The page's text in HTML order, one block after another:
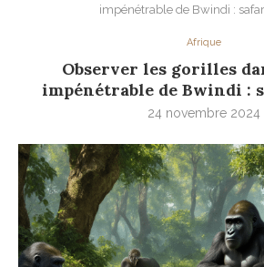
impénétrable de Bwindi :
Afrique
Observer les gorilles
impénétrable de Bwindi :
24 novembre 2024